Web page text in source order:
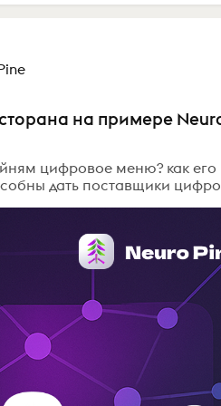
на примере
цифровое меню? как
дать поставщики